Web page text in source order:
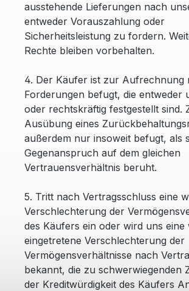
ausstehende Lieferungen nach
entweder Vorauszahlung oder
Sicherheitsleistung zu fordern.
Rechte bleiben vorbehalten.
4. Der Käufer ist zur Aufrechnung
Forderungen befugt, die entweder
oder rechtskräftig festgestellt sind.
Ausübung eines
außerdem nur insoweit befugt, als
Gegenanspruch auf dem gleichen
Vertrauensverhältnis beruht.
5. Tritt nach Vertragsschluss eine
Verschlechterung der
des Käufers ein oder wird uns
eingetretene Verschlechterung der
Vermögensverhältnisse nach
bekannt, die zu schwerwiegenden
der Kreditwürdigkeit des Käufers